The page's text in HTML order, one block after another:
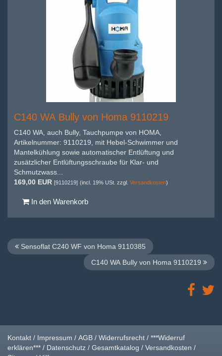
C140 WA Bully von Homa 9110219
C140 WA, auch Bully, Tauchpumpe von HOMA,
Artikelnummer: 9110219, mit Hebel-Schwimmer und
Mantelkühlung sowie automatischer Entlüftung und
zusätzlicher Entlüftungsschraube für Klar- und
Schmutzwass...
169,00 EUR [9110219] (incl. 19% USt. zzgl. Versandkosten)
In den Warenkorb
Sensoflat C240 WF von Homa 9110385
C140 WA Bully von Homa 9110219
Kontakt / Impressum / AGB / Widerrufsrecht / ***Widerruf
erklären*** / Datenschutz / Gesamtkatalog / Versandkosten /